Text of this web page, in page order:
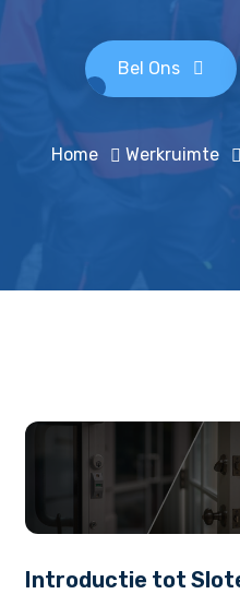
Bel Ons
Home Werkruimte
Introductie tot